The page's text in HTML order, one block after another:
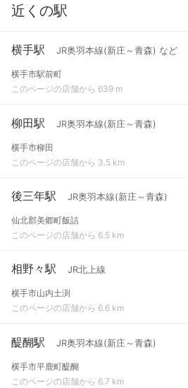
近くの駅
横手駅 JR奥羽本線(新庄～青森) など
横手市駅前町
このページの店舗から 639 m
柳田駅 JR奥羽本線(新庄～青森)
横手市柳田
このページの店舗から 3.5 km
後三年駅 JR奥羽本線(新庄～青森)
仙北郡美郷町飯詰
このページの店舗から 6.5 km
相野々駅 JR北上線
横手市山内土渕
このページの店舗から 6.6 km
醍醐駅 JR奥羽本線(新庄～青森)
横手市平鹿町醍醐
このページの店舗から 6.7 km